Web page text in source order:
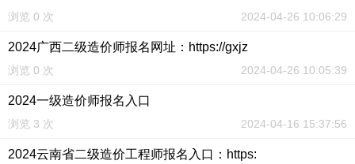
浏览 0 次 2024-04-26 10:06:29
2024广西二级造价师报名网址：https://gxjz
浏览 0 次 2024-04-26 10:05:39
2024一级造价师报名入口
浏览 3 次 2024-04-16 15:37:56
2024云南省二级造价工程师报名入口：https: